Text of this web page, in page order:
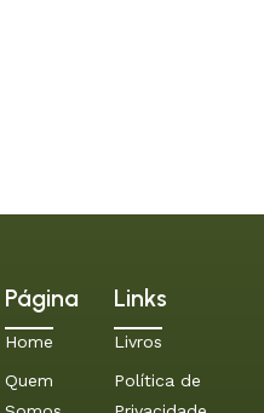
Página
Home
Quem
Links
Livros
Política de